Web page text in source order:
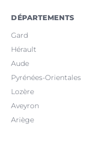
DÉPARTEMENTS
Gard
Hérault
Aude
Pyrénées-Orientales
Lozère
Aveyron
Ariège